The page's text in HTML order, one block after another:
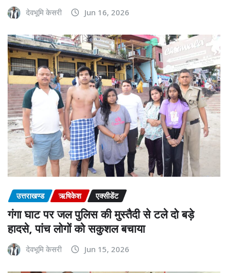
देवभूमि केसरी Jun 16, 2026
उत्तराखण्ड ऋषिकेश एक्सीडेंट
गंगा घाट पर जल पुलिस की मुस्तैदी से टले दो बड़े
हादसे, पांच लोगों को सकुशल बचाया
देवभूमि केसरी Jun 15, 2026